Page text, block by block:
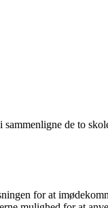
de to
for at